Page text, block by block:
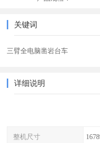
关键词
三臂全电脑凿岩台车
详细说明
整机尺寸